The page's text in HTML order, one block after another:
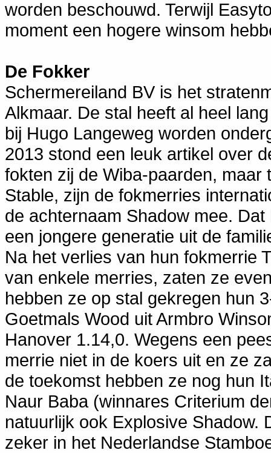
worden beschouwd. Terwijl
moment een hogere winsom
De Fokker
Schermereiland BV is het
Alkmaar. De stal heeft al heel
bij Hugo Langeweg worden
2013 stond een leuk artikel over
fokten zij de Wiba-paarden,
Stable, zijn de fokmerries
de achternaam Shadow mee.
een jongere generatie uit de
Na het verlies van hun fokmerrie
van enkele merries, zaten ze
hebben ze op stal gekregen hun
Goetmals Wood uit Armbro
Hanover 1.14,0. Wegens een
merrie niet in de koers uit en ze
de toekomst hebben ze nog hun
Naur Baba (winnares Criterium
natuurlijk ook Explosive Shadow.
zeker in het Nederlandse